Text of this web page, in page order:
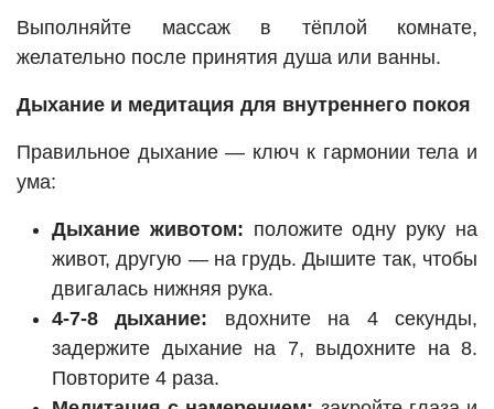
Выполняйте массаж в тёплой комнате,
желательно после принятия душа или ванны.
Дыхание и медитация для внутреннего покоя
Правильное дыхание — ключ к гармонии тела и
ума:
Дыхание животом: положите одну руку на
живот, другую — на грудь. Дышите так, чтобы
двигалась нижняя рука.
4-7-8 дыхание: вдохните на 4 секунды,
задержите дыхание на 7, выдохните на 8.
Повторите 4 раза.